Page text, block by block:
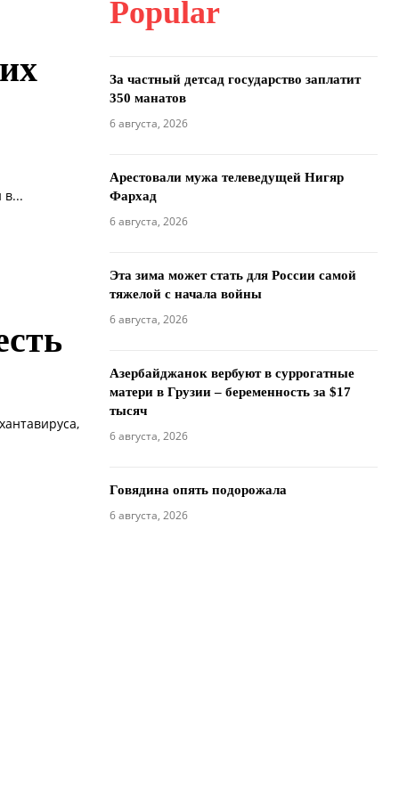
в...
Popular
За частный детсад государство заплатит
350 манатов
6 августа, 2026
Арестовали мужа телеведущей Нигяр
Фархад
6 августа, 2026
Эта зима может стать для России самой
тяжелой с начала войны
6 августа, 2026
Азербайджанок вербуют в суррогатные
матери в Грузии – беременность за $17
тысяч
6 августа, 2026
Говядина опять подорожала
6 августа, 2026